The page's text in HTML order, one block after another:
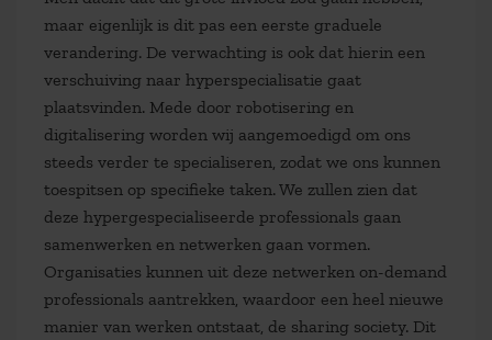
maar eigenlijk is dit pas een eerste graduele
verandering. De verwachting is ook dat hierin een
verschuiving naar hyperspecialisatie gaat
plaatsvinden. Mede door robotisering en
digitalisering worden wij aangemoedigd om ons
steeds verder te specialiseren, zodat we ons kunnen
toespitsen op specifieke taken. We zullen zien dat
deze hypergespecialiseerde professionals gaan
samenwerken en netwerken gaan vormen.
Organisaties kunnen uit deze netwerken on-demand
professionals aantrekken, waardoor een heel nieuwe
manier van werken ontstaat, de sharing society. Dit